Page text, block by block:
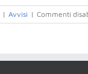
| Avvisi | Commenti